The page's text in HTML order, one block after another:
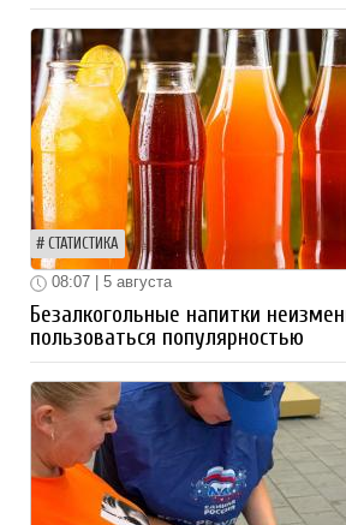
СТАТИСТИКА
08:07 | 5 августа
Безалкогольные напитки
пользоваться популярностью